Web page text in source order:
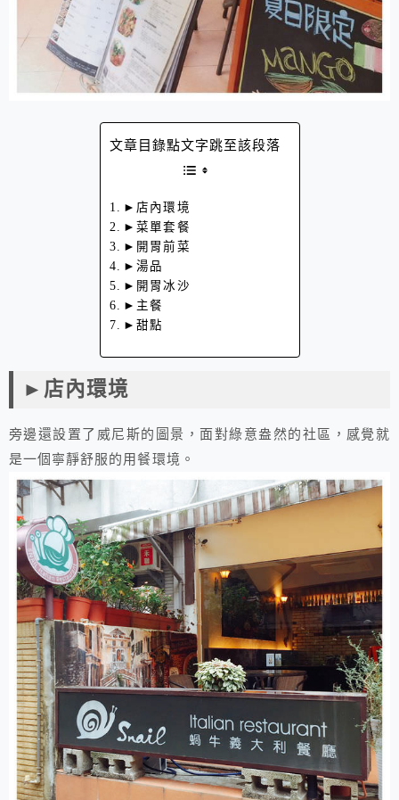
文章目錄點文字跳至該段落
►店內環境
►菜單套餐
►開胃前菜
►湯品
​►開胃冰沙
►主餐
►甜點
►店內環境
旁邊還設置了威尼斯的圖景，面對綠意盎然的社區，感覺就
是一個寧靜舒服的用餐環境。